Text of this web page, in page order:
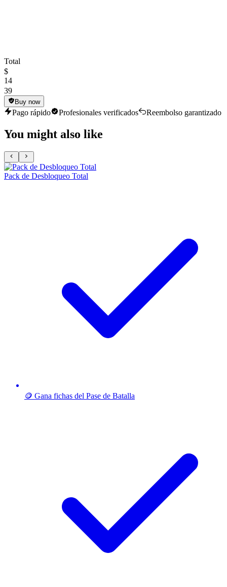
Total
$
14
39
Buy now
Pago rápido Profesionales verificados Reembolso garantizado
You might also like
Pack de Desbloqueo Total
🪙 Gana fichas del Pase de Batalla